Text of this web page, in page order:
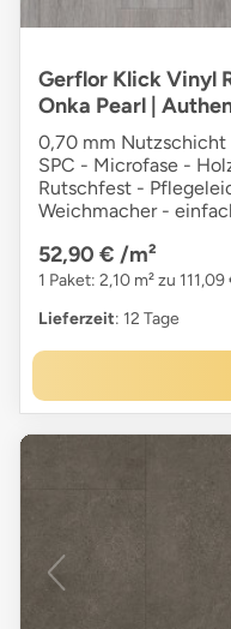
Gerflor Klick Vinyl
Onka Pearl |
0,70 mm
SPC - Microfase -
Rutschfest -
Weichmacher -
52,90 € /m²
1 Paket: 2,10 m² zu 111,09
Lieferzeit: 12 Tage